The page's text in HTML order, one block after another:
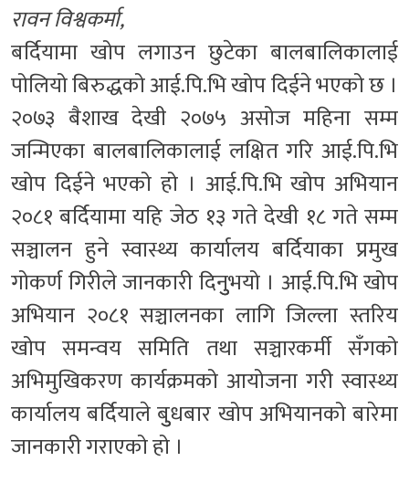
रावन विश्वकर्मा,
बर्दियामा खोप लगाउन छुटेका बालबालिकालाई
पोलियो बिरुद्धको आई.पि.भि खोप दिईने भएको छ ।
२०७३ बैशाख देखी २०७५ असोज महिना सम्म
जन्मिएका बालबालिकालाई लक्षित गरि आई.पि.भि
खोप दिईने भएको हो । आई.पि.भि खोप अभियान
२०८१ बर्दियामा यहि जेठ १३ गते देखी १८ गते सम्म
सञ्चालन हुने स्वास्थ्य कार्यालय बर्दियाका प्रमुख
गोकर्ण गिरीले जानकारी दिनुुभयो । आई.पि.भि खोप
अभियान २०८१ सञ्चालनका लागि जिल्ला स्तरिय
खोप समन्वय समिति तथा सञ्चारकर्मी सँगको
अभिमुखिकरण कार्यक्रमको आयोजना गरी स्वास्थ्य
कार्यालय बर्दियाले बुुधबार खोप अभियानको बारेमा
जानकारी गराएको हो ।